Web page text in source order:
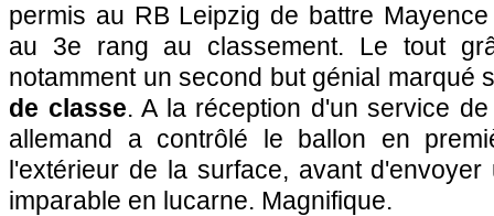
permis au RB Leipzig de battre
au 3e rang au classement. Le tout
notamment un second but génial marqué
de classe. A la réception d'un service
allemand a contrôlé le ballon en
l'extérieur de la surface, avant
imparable en lucarne. Magnifique.